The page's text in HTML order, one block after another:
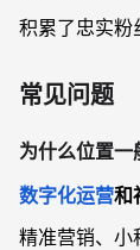
积累了忠实粉
常见问题
为什么位置一
数字化运营和
精准营销、小